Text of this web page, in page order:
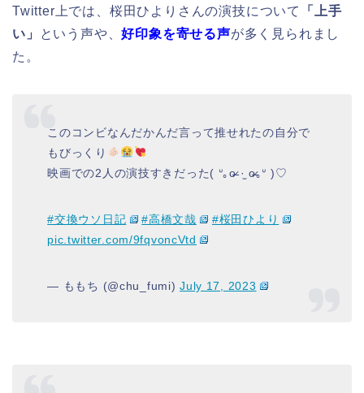
Twitter上では、桜田ひよりさんの演技について
「上手
い」
という声や、好印象を寄せる声が多く見られまし
た。
このコンビなんだかんだ言って推せれたの自分で
もびっくり
映画での2人の演技すきだった( ᐡ｡o̶̶̷ ·̫ o̶̶̷｡ᐡ )♡
#交換ウソ日記 #高橋文哉
#桜田ひより
pic.twitter.com/9fqvoncVtd
— ももち (@chu_fumi)July 17, 2023